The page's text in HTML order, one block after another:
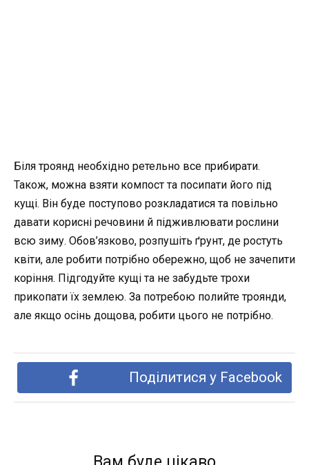
Біля троянд необхідно ретельно все прибирати.
Також, можна взяти компост та посипати його під
кущі. Він буде поступово розкладатися та повільно
давати корисні речовини й підживлювати рослини
всю зиму. Обов’язково, розпушіть ґрунт, де ростуть
квіти, але робити потрібно обережно, щоб не зачепити
коріння. Підгодуйте кущі та не забудьте трохи
прикопати їх землею. За потребою полийте троянди,
але якщо осінь дощова, робити цього не потрібно.
Поділитися у Facebook